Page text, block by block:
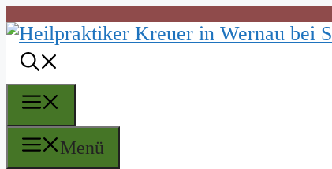
Zum
Inhalt
springen
Menü